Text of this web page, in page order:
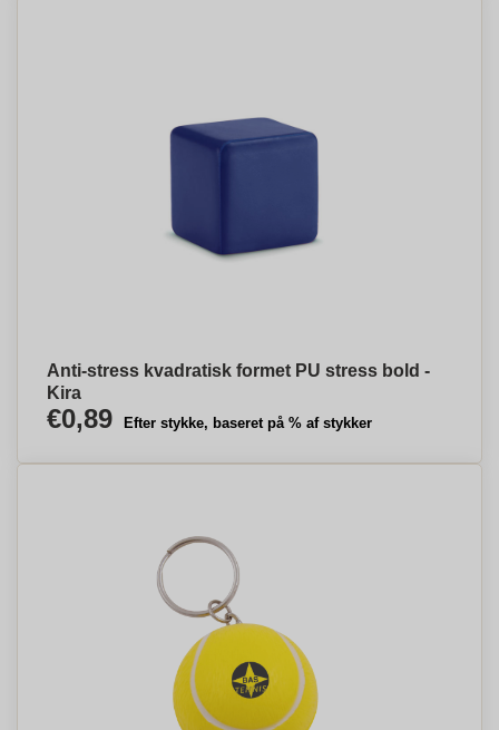
Anti-stress kvadratisk formet PU stress bold -
Kira
€0,89 Efter stykke, baseret på % af stykker